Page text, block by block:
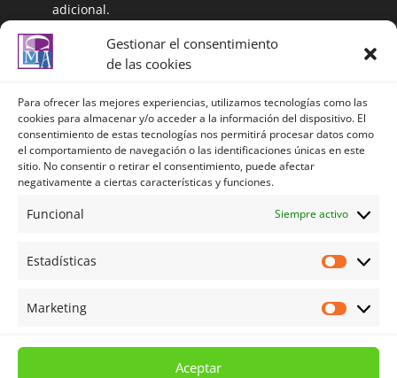
Gestionar el consentimiento
de las cookies
Para ofrecer las mejores experiencias, utilizamos tecnologías como las
cookies para almacenar y/o acceder a la información del dispositivo. El
consentimiento de estas tecnologías nos permitirá procesar datos como
el comportamiento de navegación o las identificaciones únicas en este
sitio. No consentir o retirar el consentimiento, puede afectar
negativamente a ciertas características y funciones.
Funcional Siempre activo
Estadísticas
Marketing
Aceptar
adicional.
Información adicional: Puede ampliar la
información en el siguiente enlace:
dad/
Política de privacidad
Política de privacidad redes sociales
Política de Cookies
Términos y Condiciones
Carrito
Tienda